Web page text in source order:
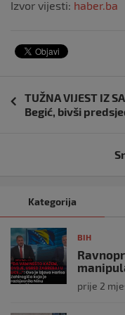
Izvor vijesti: haber.ba
Navigacija
objava
TUŽNA VIJEST IZ
Begić, bivši
Kategorija
BIH
prije 2